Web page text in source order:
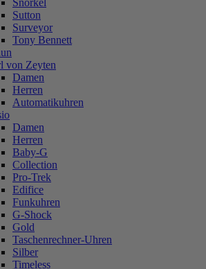
Snorkel
Sutton
Surveyor
Tony Bennett
von Zeyten
Damen
Herren
Automatikuhren
Damen
Herren
Baby-G
Collection
Pro-Trek
Edifice
Funkuhren
G-Shock
Gold
Taschenrechner-Uhren
Silber
Timeless